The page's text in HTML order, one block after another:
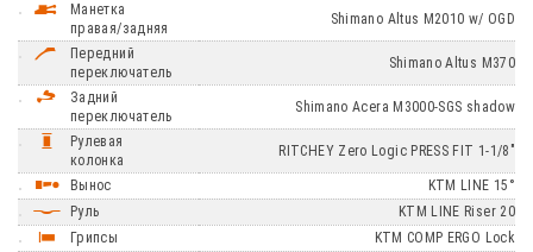
Манетка
правая/задняя
Shimano Altus M2010 w/ OGD
Передний
переключатель
Shimano Altus M370
Задний
переключатель
Shimano Acera M3000-SGS shadow
Рулевая
колонка
RITCHEY Zero Logic PRESS FIT 1-1/8"
Вынос
KTM LINE 15°
Руль
KTM LINE Riser 20
Грипсы
KTM COMP ERGO Lock